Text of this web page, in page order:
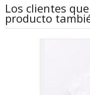
Los clientes
producto